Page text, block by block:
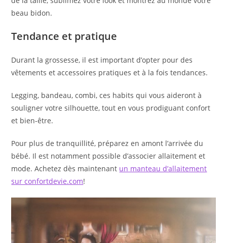
beau bidon.
Tendance et pratique
Durant la grossesse, il est important d’opter pour des
vêtements et accessoires pratiques et à la fois tendances.
Legging, bandeau, combi, ces habits qui vous aideront à
souligner votre silhouette, tout en vous prodiguant confort
et bien-être.
Pour plus de tranquillité, préparez en amont l’arrivée du
bébé. Il est notamment possible d’associer allaitement et
mode. Achetez dès maintenant un manteau d’allaitement
sur confortdevie.com!